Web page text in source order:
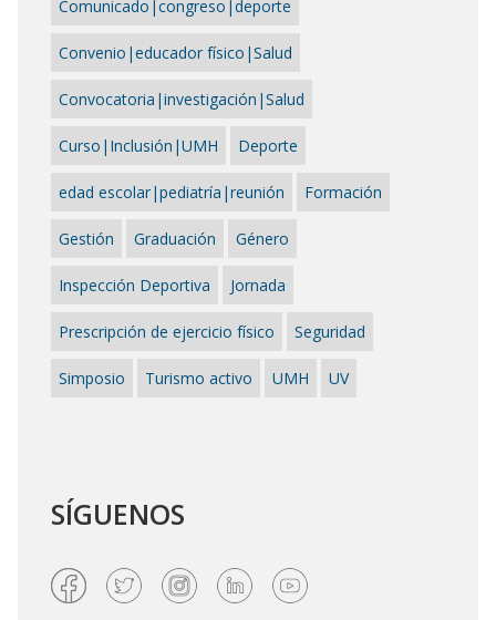
Comunicado|congreso|deporte
Convenio|educador físico|Salud
Convocatoria|investigación|Salud
Curso|Inclusión|UMH Deporte
edad escolar|pediatría|reunión Formación
Gestión Graduación Género
Inspección Deportiva Jornada
Prescripción de ejercicio físico Seguridad
Simposio Turismo activo UMH UV
SÍGUENOS